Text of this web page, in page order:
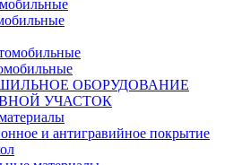
ОБОРУДОВАНИЕ
УЧАСТОК
и антигравийное покрытие